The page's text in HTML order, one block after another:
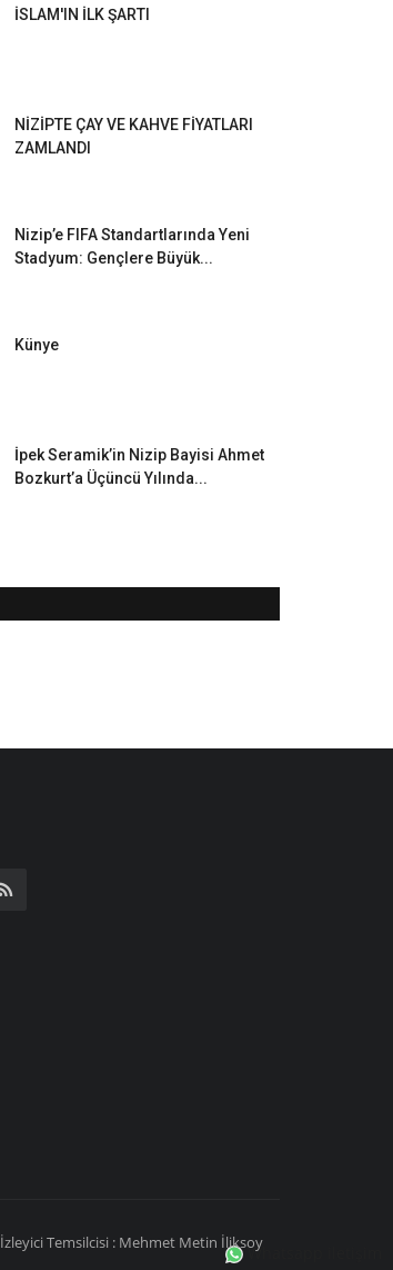
İSLAM'IN İLK ŞARTI
NİZİPTE ÇAY VE KAHVE FİYATLARI
ZAMLANDI
Nizip’e FIFA Standartlarında Yeni
Stadyum: Gençlere Büyük...
Künye
İpek Seramik’in Nizip Bayisi Ahmet
Bozkurt’a Üçüncü Yılında...
Whatsapp iletişim
İzleyici Temsilcisi : Mehmet Metin İliksoy